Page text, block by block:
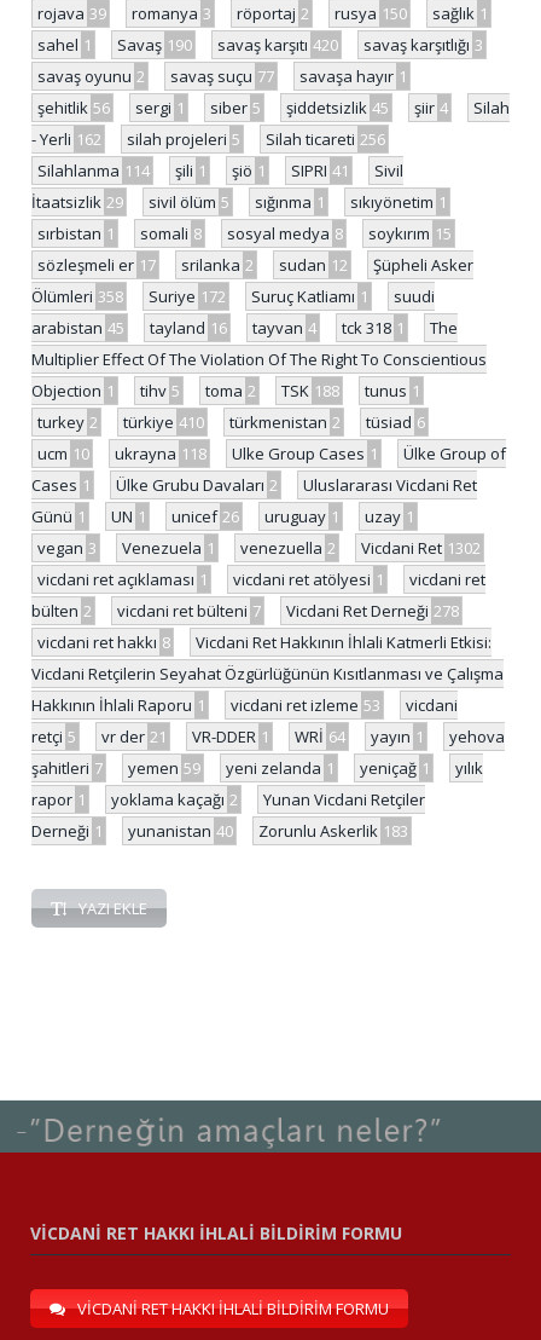
rojava 39 romanya 3 röportaj 2 rusya 150 sağlık 1
sahel 1 Savaş 190 savaş karşıtı 420 savaş karşıtlığı 3
savaş oyunu 2 savaş suçu 77 savaşa hayır 1
şehitlik 56 sergi 1 siber 5 şiddetsizlik 45 şiir 4
Silah
- Yerli 162 silah projeleri 5 Silah ticareti 256
Silahlanma 114 şili 1 şiö 1 SIPRI 41
Sivil
İtaatsizlik 29 sivil ölüm 5 sığınma 1 sıkıyönetim 1
sırbistan 1 somali 8 sosyal medya 8 soykırım 15
sözleşmeli er 17 srilanka 2 sudan 12
Şüpheli Asker
Ölümleri 358 Suriye 172 Suruç Katliamı 1
suudi
arabistan 45 tayland 16 tayvan 4 tck 318 1
The
Multiplier Effect Of The Violation Of The Right To Conscientious
Objection 1 tihv 5 toma 2 TSK 188 tunus 1
turkey 2 türkiye 410 türkmenistan 2 tüsiad 6
ucm 10 ukrayna 118 Ulke Group Cases 1
Ülke Group of
Cases 1 Ülke Grubu Davaları 2
Uluslararası Vicdani Ret
Günü 1 UN 1 unicef 26 uruguay 1 uzay 1
vegan 3 Venezuela 1 venezuella 2 Vicdani Ret 1302
vicdani ret açıklaması 1 vicdani ret atölyesi 1
vicdani ret
bülten 2 vicdani ret bülteni 7 Vicdani Ret Derneği 278
vicdani ret hakkı 8
Vicdani Ret Hakkının İhlali Katmerli Etkisi:
Vicdani Retçilerin Seyahat Özgürlüğünün Kısıtlanması ve Çalışma
Hakkının İhlali Raporu 1 vicdani ret izleme 53
vicdani
retçi 5 vr der 21 VR-DDER 1 WRİ 64 yayın 1
yehova
şahitleri 7 yemen 59 yeni zelanda 1 yeniçağ 1
yılık
rapor 1 yoklama kaçağı 2
Yunan Vicdani Retçiler
Derneği 1 yunanistan 40 Zorunlu Askerlik 183
YAZI EKLE
VİCDANİ RET HAKKI İHLALİ BİLDİRİM FORMU
VİCDANİ RET HAKKI İHLALİ BİLDİRİM FORMU